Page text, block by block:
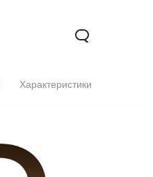
Характеристики